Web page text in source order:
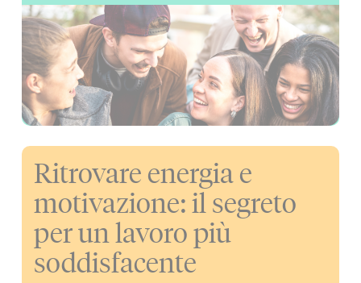
Ritrovare energia e
motivazione: il segreto
per un lavoro più
soddisfacente